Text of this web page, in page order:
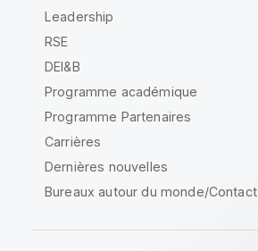
Leadership
RSE
DEI&B
Programme académique
Programme Partenaires
Carrières
Dernières nouvelles
Bureaux autour du monde/Contact